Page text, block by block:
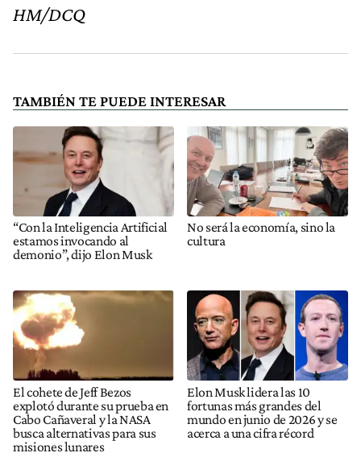
HM/DCQ
TAMBIÉN TE PUEDE INTERESAR
“Con la Inteligencia Artificial
estamos invocando al
demonio”, dijo Elon Musk
No será la economía, sino la
cultura
El cohete de Jeff Bezos
explotó durante su prueba en
Cabo Cañaveral y la NASA
busca alternativas para sus
misiones lunares
Elon Musk lidera las 10
fortunas más grandes del
mundo en junio de 2026 y se
acerca a una cifra récord